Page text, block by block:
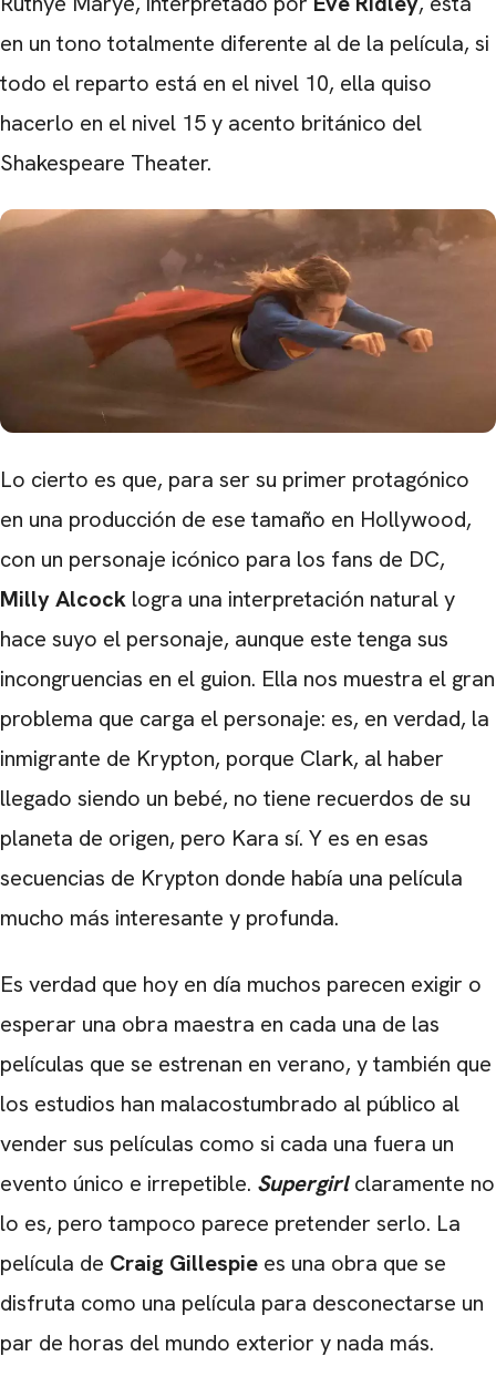
en un tono totalmente diferente al de la película, si
todo el reparto está en el nivel 10, ella quiso
hacerlo en el nivel 15 y acento británico del
Shakespeare Theater.
Lo cierto es que, para ser su primer protagónico
en una producción de ese tamaño en Hollywood,
con un personaje icónico para los fans de DC,
Milly Alcock logra una interpretación natural y
hace suyo el personaje, aunque este tenga sus
incongruencias en el guion. Ella nos muestra el gran
problema que carga el personaje: es, en verdad, la
inmigrante de Krypton, porque Clark, al haber
llegado siendo un bebé, no tiene recuerdos de su
planeta de origen, pero Kara sí. Y es en esas
secuencias de Krypton donde había una película
mucho más interesante y profunda.
Es verdad que hoy en día muchos parecen exigir o
esperar una obra maestra en cada una de las
películas que se estrenan en verano, y también que
los estudios han malacostumbrado al público al
vender sus películas como si cada una fuera un
evento único e irrepetible. Supergirlclaramente no
lo es, pero tampoco parece pretender serlo. La
película de Craig Gillespie es una obra que se
disfruta como una película para desconectarse un
par de horas del mundo exterior y nada más.